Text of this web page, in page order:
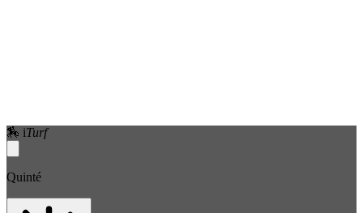
🏇 iTurf
Quinté